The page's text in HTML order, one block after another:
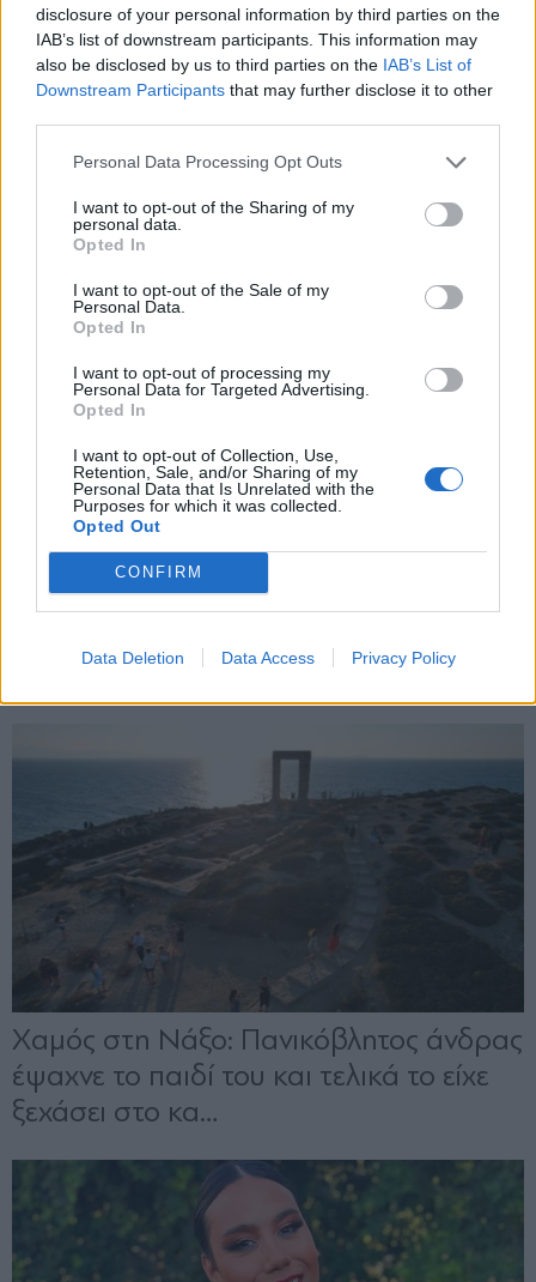
disclosure of your personal information by third parties on the
IAB’s list of downstream participants. This information may
also be disclosed by us to third parties on the IAB’s List of
Downstream Participants that may further disclose it to other
Personal Data Processing Opt Outs
I want to opt-out of the Sharing of my
personal data.
Opted In
I want to opt-out of the Sale of my
Personal Data.
Opted In
I want to opt-out of processing my
Personal Data for Targeted Advertising.
Opted In
I want to opt-out of Collection, Use,
Retention, Sale, and/or Sharing of my
Personal Data that Is Unrelated with the
Purposes for which it was collected.
Opted Out
CONFIRM
Data Deletion Data Access Privacy Policy
Εγγραφή στο newsletter
Αποδέχομαι τους
και την πολιτική απορρήτου
X